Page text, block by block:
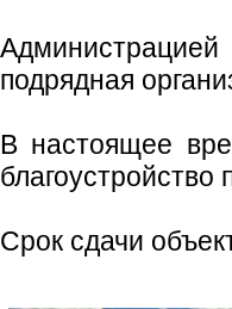
подрядная
В настоящее
Срок сдачи